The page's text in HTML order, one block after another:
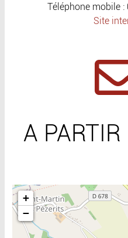
Téléphone mobile
Site
A PARTIR
Include la carte
+
−